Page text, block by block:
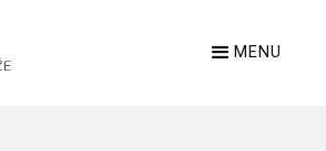
MENU